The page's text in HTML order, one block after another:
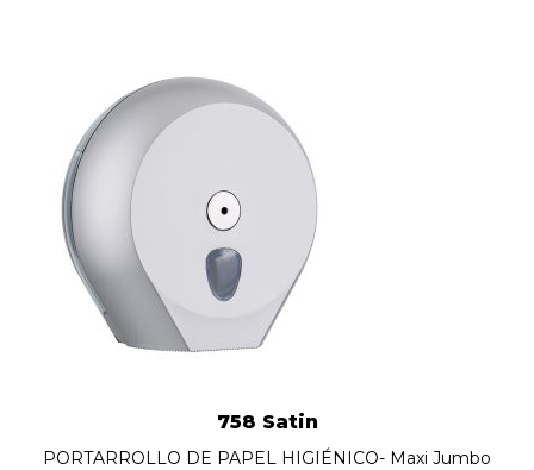
758 Satin
PORTARROLLO DE PAPEL HIGIÉNICO- Maxi Jumbo